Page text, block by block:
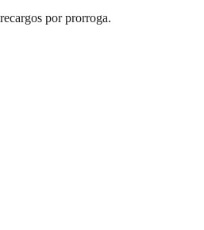
por prorroga.